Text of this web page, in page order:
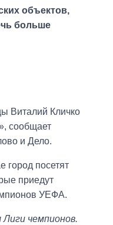
объектов,
больше
Виталий Кличко
сообщает
и Дело.
город посетят
приедут
УЕФА.
чемпионов.